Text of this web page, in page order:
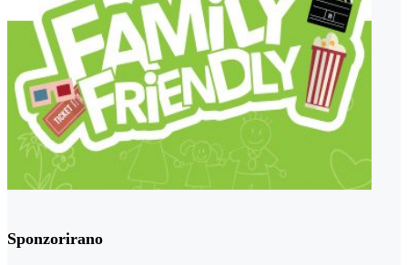
Sponzorirano